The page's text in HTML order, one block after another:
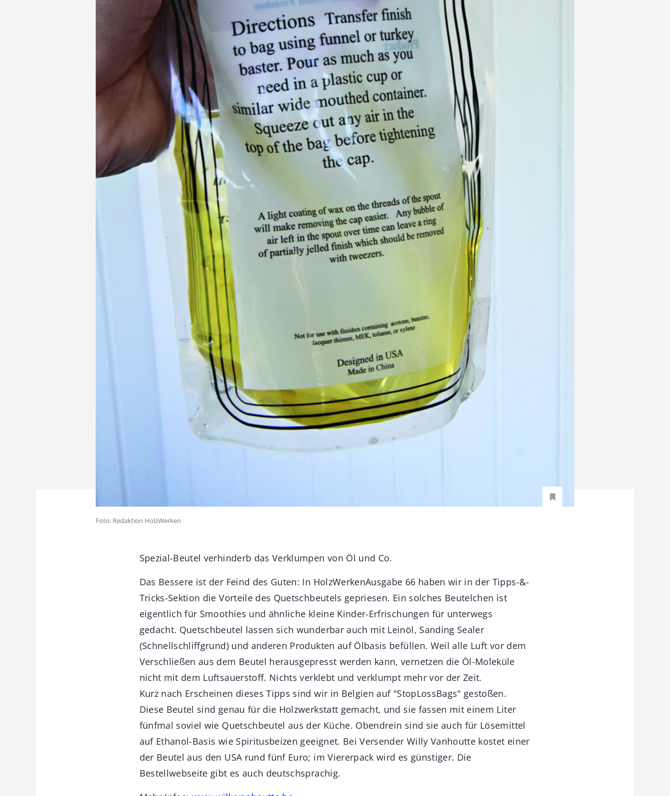
Foto: Redaktion HolzWerken
Spezial-Beutel verhinderb das Verklumpen von Öl und Co.
Das Bessere ist der Feind des Guten: In HolzWerkenAusgabe 66 haben wir in der Tipps-&-
Tricks-Sektion die Vorteile des Quetschbeutels gepriesen. Ein solches Beutelchen ist
eigentlich für Smoothies und ähnliche kleine Kinder-Erfrischungen für unterwegs
gedacht. Quetschbeutel lassen sich wunderbar auch mit Leinöl, Sanding Sealer
(Schnellschliffgrund) und anderen Produkten auf Ölbasis befüllen. Weil alle Luft vor dem
Verschließen aus dem Beutel herausgepresst werden kann, vernetzen die Öl-Moleküle
nicht mit dem Luftsauerstoff. Nichts verklebt und verklumpt mehr vor der Zeit.
Kurz nach Erscheinen dieses Tipps sind wir in Belgien auf "StopLossBags" gestoßen.
Diese Beutel sind genau für die Holzwerkstatt gemacht, und sie fassen mit einem Liter
fünfmal soviel wie Quetschbeutel aus der Küche. Obendrein sind sie auch für Lösemittel
auf Ethanol-Basis wie Spiritusbeizen geeignet. Bei Versender Willy Vanhoutte kostet einer
der Beutel aus den USA rund fünf Euro; im Viererpack wird es günstiger. Die
Bestellwebseite gibt es auch deutschsprachig.